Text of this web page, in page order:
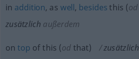
in addition, as well, besidesthis (od
zusätzlich außerdem
ontop of this (od that) zusätzlich